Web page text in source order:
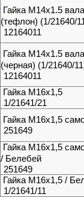
Гайка М14х1.5
(тефлон) (1/21640/
12164011
Гайка М14х1.5
(черная) (1/21640/
12164011
Гайка М16х1,5
1/21641/21
Гайка М16х1,5
251649
Гайка М16х1,5
/ Белебей
251649
Гайка М16х1,5 /
1/21641/11